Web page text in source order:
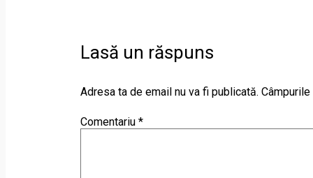
Lasă un răspuns
Adresa ta de email nu va fi publicată.
Comentariu *